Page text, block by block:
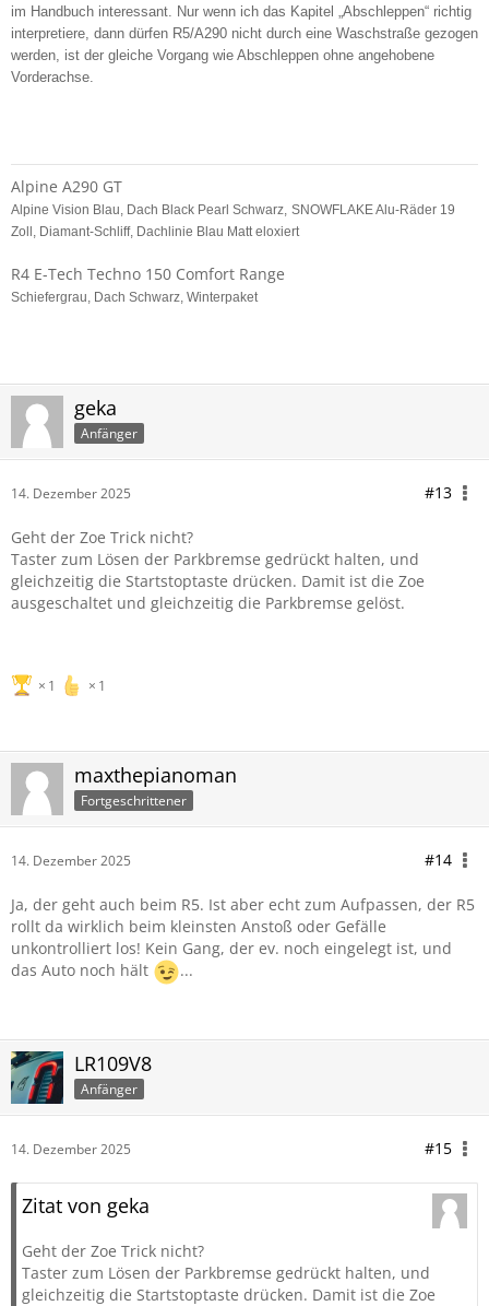
im Handbuch interessant. Nur wenn ich das Kapitel „Abschleppen“ richtig
interpretiere, dann dürfen R5/A290 nicht durch eine Waschstraße gezogen
werden, ist der gleiche Vorgang wie Abschleppen ohne angehobene
Vorderachse.
Alpine A290 GT
Alpine Vision Blau, Dach Black Pearl Schwarz, SNOWFLAKE Alu-Räder 19
Zoll, Diamant-Schliff, Dachlinie Blau Matt eloxiert
R4 E-Tech Techno 150 Comfort Range
Schiefergrau, Dach Schwarz, Winterpaket
geka
Anfänger
14. Dezember 2025 #13
Geht der Zoe Trick nicht?
Taster zum Lösen der Parkbremse gedrückt halten, und
gleichzeitig die Startstoptaste drücken. Damit ist die Zoe
ausgeschaltet und gleichzeitig die Parkbremse gelöst.
1 1
maxthepianoman
Fortgeschrittener
14. Dezember 2025 #14
Ja, der geht auch beim R5. Ist aber echt zum Aufpassen, der R5
rollt da wirklich beim kleinsten Anstoß oder Gefälle
unkontrolliert los! Kein Gang, der ev. noch eingelegt ist, und
das Auto noch hält
...
LR109V8
Anfänger
14. Dezember 2025 #15
Zitat von geka
Geht der Zoe Trick nicht?
Taster zum Lösen der Parkbremse gedrückt halten, und
gleichzeitig die Startstoptaste drücken. Damit ist die Zoe